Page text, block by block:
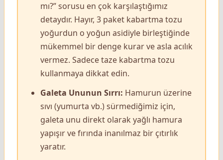
mı?” sorusu en çok karşılaştığımız
detaydır. Hayır, 3 paket kabartma tozu
yoğurdun o yoğun asidiyle birleştiğinde
mükemmel bir denge kurar ve asla acılık
vermez. Sadece taze kabartma tozu
kullanmaya dikkat edin.
Galeta Ununun Sırrı: Hamurun üzerine
sıvı (yumurta vb.) sürmediğimiz için,
galeta unu direkt olarak yağlı hamura
yapışır ve fırında inanılmaz bir çıtırlık
yaratır.